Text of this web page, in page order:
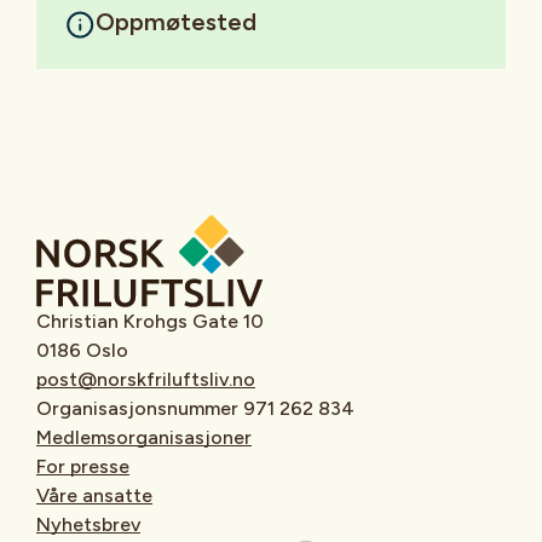
Oppmøtested
Christian Krohgs Gate 10
0186 Oslo
post@norskfriluftsliv.no
Organisasjonsnummer 971 262 834
Medlemsorganisasjoner
For presse
Våre ansatte
Nyhetsbrev